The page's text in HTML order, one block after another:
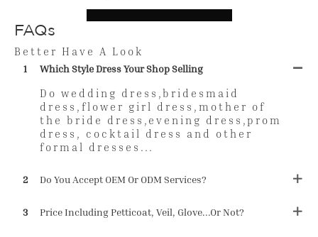
FAQs
Better Have A Look
1 Which Style Dress Your Shop Selling
Do wedding dress,bridesmaid
dress,flower girl dress,mother of
the bride dress,evening dress,prom
dress, cocktail dress and other
formal dresses...
2 Do You Accept OEM Or ODM Services?
3 Price Including Petticoat, Veil, Glove...or Not?